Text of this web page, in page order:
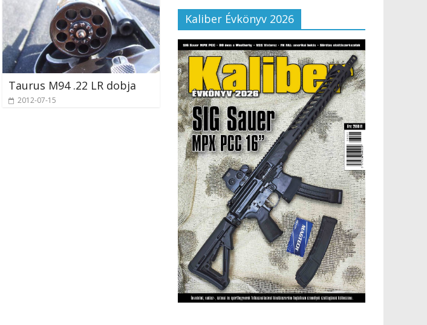
Taurus M94 .22 LR dobja
2012-07-15
Kaliber Évkönyv 2026